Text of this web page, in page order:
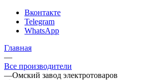
Вконтакте
Telegram
WhatsApp
Главная
—
Все производители
—Омский завод электротоваров